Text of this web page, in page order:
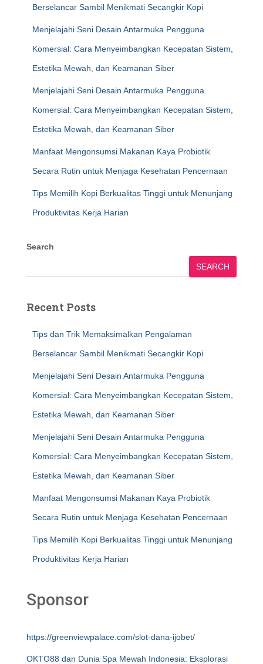
Berselancar Sambil Menikmati Secangkir Kopi
Menjelajahi Seni Desain Antarmuka Pengguna
Komersial: Cara Menyeimbangkan Kecepatan Sistem,
Estetika Mewah, dan Keamanan Siber
Menjelajahi Seni Desain Antarmuka Pengguna
Komersial: Cara Menyeimbangkan Kecepatan Sistem,
Estetika Mewah, dan Keamanan Siber
Manfaat Mengonsumsi Makanan Kaya Probiotik
Secara Rutin untuk Menjaga Kesehatan Pencernaan
Tips Memilih Kopi Berkualitas Tinggi untuk Menunjang
Produktivitas Kerja Harian
Search
SEARCH
Recent Posts
Tips dan Trik Memaksimalkan Pengalaman
Berselancar Sambil Menikmati Secangkir Kopi
Menjelajahi Seni Desain Antarmuka Pengguna
Komersial: Cara Menyeimbangkan Kecepatan Sistem,
Estetika Mewah, dan Keamanan Siber
Menjelajahi Seni Desain Antarmuka Pengguna
Komersial: Cara Menyeimbangkan Kecepatan Sistem,
Estetika Mewah, dan Keamanan Siber
Manfaat Mengonsumsi Makanan Kaya Probiotik
Secara Rutin untuk Menjaga Kesehatan Pencernaan
Tips Memilih Kopi Berkualitas Tinggi untuk Menunjang
Produktivitas Kerja Harian
Sponsor
https://greenviewpalace.com/slot-dana-ijobet/
OKTO88 dan Dunia Spa Mewah Indonesia: Eksplorasi